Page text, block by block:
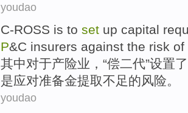
youdao
C-ROSS is to set up capital
P&C insurers against the risk of
其中对于产险业，“偿二代”设置了
是应对准备金提取不足的风险。
youdao